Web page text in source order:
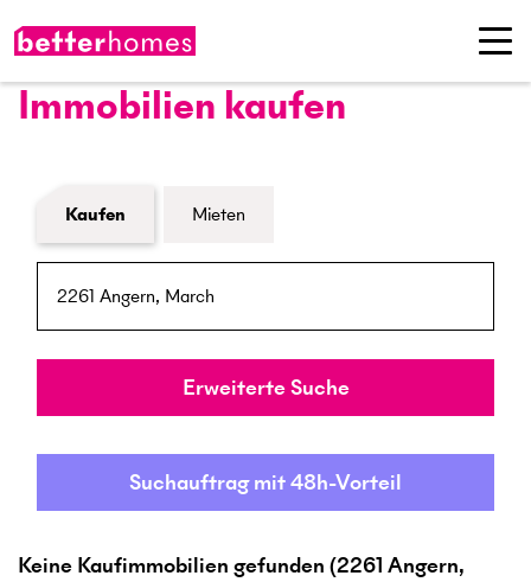
Immobilien kaufen
Formular Immobiliensuche
Kaufen Mieten
PLZ / Ort
Umkreis
Erweiterte Suche
Suchauftrag mit 48h-Vorteil
Keine Kaufimmobilien gefunden (2261 Angern,